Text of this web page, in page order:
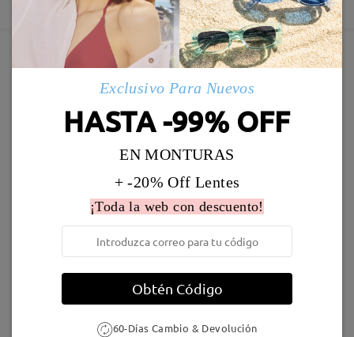
Leer todos los
comentarios
Deje su comentario
5-7 días laborales detalles
Enviado
5-7 días laborales
detalles
Marcos Similares
AC49995 24,95 € F907 17,00 €
Exclusivo Para Nuevos
HASTA -99% OFF
EN MONTURAS
+ -20% Off Lentes
¡Toda la web con descuento!
Obtén Código
60-Días Cambio & Devolución